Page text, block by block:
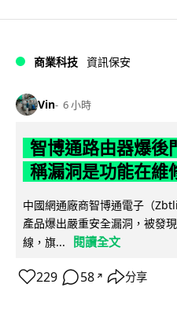
商業科技 資訊保安
Vin 6 小時
智博通路由器爆後
稱漏洞是功能在維
中國網通廠商智博通電子（
產品爆出嚴重安全漏洞，被發
線，旗...
閱讀全文
229 58 ↗ 分享